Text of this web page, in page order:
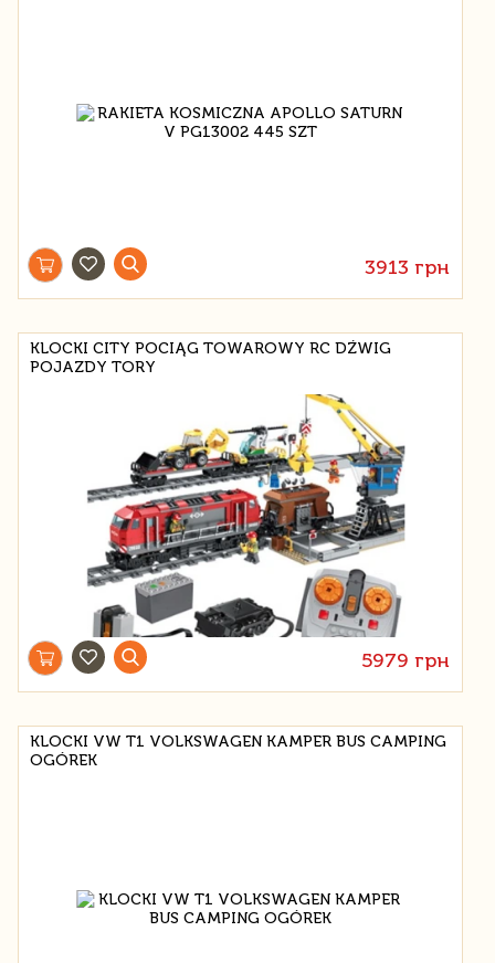
3913 грн
KLOCKI CITY POCIĄG TOWAROWY RC DŹWIG
POJAZDY TORY
5979 грн
KLOCKI VW T1 VOLKSWAGEN KAMPER BUS CAMPING
OGÓREK